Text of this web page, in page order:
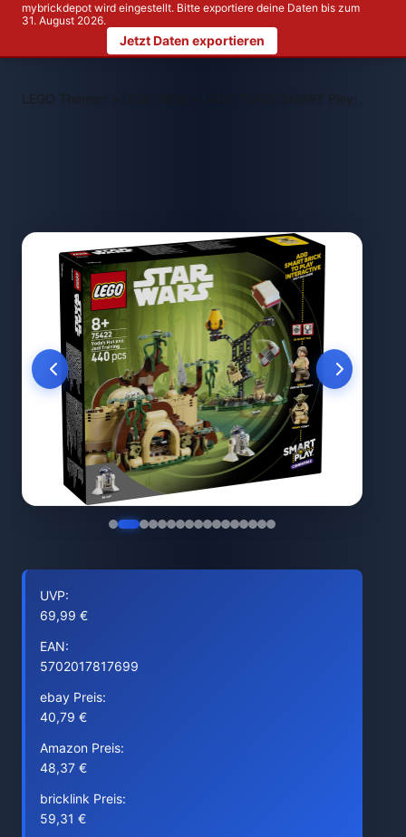
mybrickdepot wird eingestellt. Bitte exportiere deine Daten bis zum
31. August 2026.
Jetzt Daten exportieren
LEGO Themen > LEGO 75422 SMART Play: Jedi-
UVP:
69,99 €
EAN:
5702017817699
ebay Preis:
40,79 €
Amazon Preis:
48,37 €
bricklink Preis:
59,31 €